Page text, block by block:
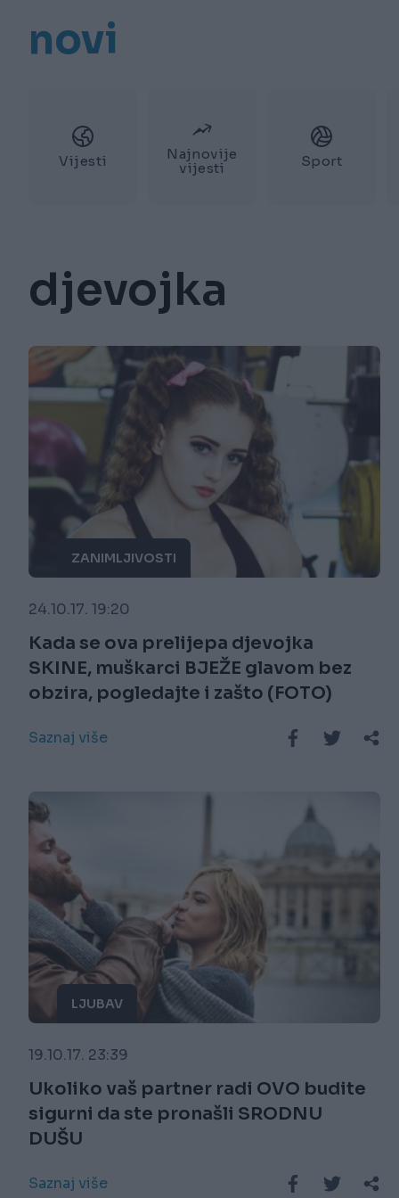
novi
Vijesti
Najnovije
vijesti
Sport
djevojka
ZANIMLJIVOSTI
24.10.17. 19:20
Kada se ova prelijepa djevojka
SKINE, muškarci BJEŽE glavom bez
obzira, pogledajte i zašto (FOTO)
Saznaj više
LJUBAV
19.10.17. 23:39
Ukoliko vaš partner radi OVO budite
sigurni da ste pronašli SRODNU
DUŠU
Saznaj više